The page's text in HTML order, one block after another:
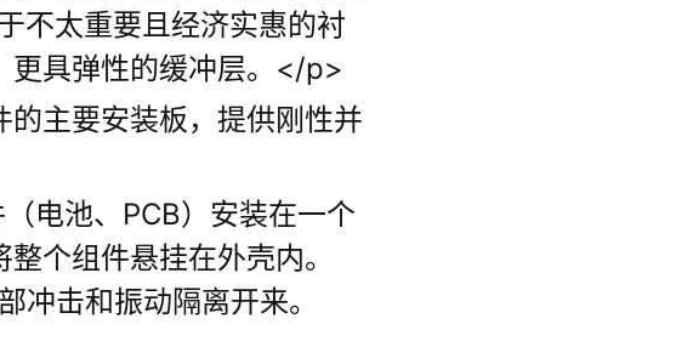
不太重要且经济实惠的衬
更具弹性的缓冲层。</p>
主要安装板，提供刚性并
电池、PCB）安装在一个
个组件悬挂在外壳内。
冲击和振动隔离开来。